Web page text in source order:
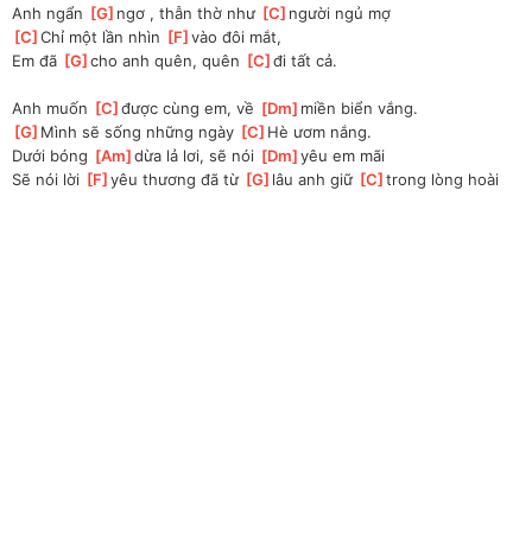
Anh ngẩn [G ]ngơ , thẫn thờ như [C ]người ngủ mợ
[C ]
Chỉ một lần nhìn [F ]
vào đôi mắt,
Em đã [G ]
cho anh quên, quên [C ]
đi tất cả.
Anh muốn [C ]
được cùng em, về [Dm ]miền biển vắng.
[G ]Mình sẽ sống những ngày [C ]Hè ươm nắng.
Dưới bóng [Am ]
dừa lả lơi, sẽ nói [Dm ]
yêu em mãi
Sẽ nói lời [F ]
yêu thương đã từ [G ]lâu anh giữ [C ]trong lòng hoài